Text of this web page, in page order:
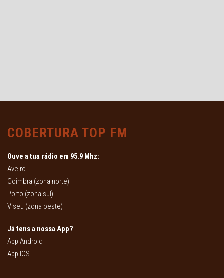
COBERTURA TOP FM
Ouve a tua rádio em 95.9 Mhz:
Aveiro
Coimbra (zona norte)
Porto (zona sul)
Viseu (zona oeste)
Já tens a nossa App?
App Android
App IOS